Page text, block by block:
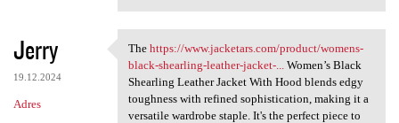
Jerry
19.12.2024
Adres
The https://www.jacketars.com
The https://www.jacketars.com/product/womens-
black-shearling-leather-jacket-...
Women’s Black
Shearling Leather Jacket With Hood blends edgy
toughness with refined sophistication, making it a
versatile wardrobe staple. It's the perfect piece to